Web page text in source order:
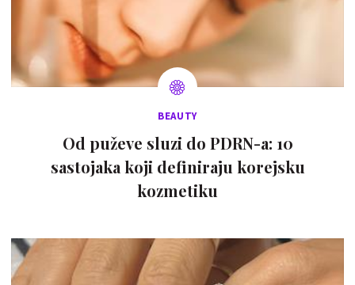
BEAUTY
Od puževe sluzi do PDRN-a: 10
sastojaka koji definiraju korejsku
kozmetiku